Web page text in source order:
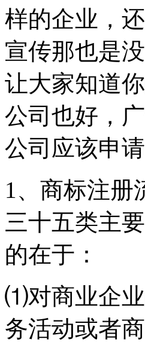
样的企业，
宣传那也是
让大家知道
公司也好，
公司应该申
1、商标注册
三十五类主
的在于：
⑴对商业企
务活动或者